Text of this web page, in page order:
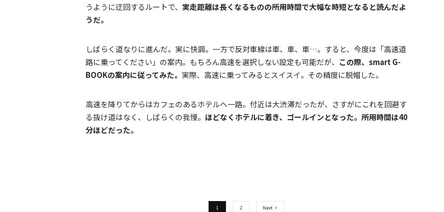
うように迂回するルートで、 実走距離は長くなるものの所用時間で大幅な時短となると読んだよ
うだ。
しばらく道なりに進んだ。実に快調。一方で反対車線は車、車、車…。すると、今度は「高速道
路に乗ってください」の案内。もちろん高速を選択しない設定も可能だが、 この際、smart G-
BOOKの案内に従ってみた。 実際、高速に乗ってみるとスイスイ。その精度に脱帽した。
高速を降りてからはカフェのあるホテルへ一路。付近は大渋滞だったが、さすがにこれを回避す
る抜け道はなく、しばらくの我慢。 ほどなくホテルに着き、ゴールインとなった。所用時間は40
分ほどだった。
1 2 Next